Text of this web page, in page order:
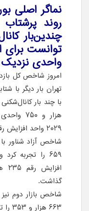
نماگر اصلی
روند
چندین‌بار
واحدی
امروز شاخص کل
تهران بار دیگر با
هزار و
۲۰۲۹ واحد افزایش رقم ۹۶ هزار و ۱۹۶ را تجربه کرد.
گذاشت.
۶۶۳ هزار و ۳۵۳ را تجربه کرد.